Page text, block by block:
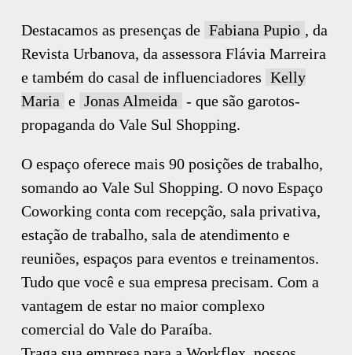
Destacamos as presenças de Fabiana Pupio , da
Revista Urbanova, da assessora Flávia Marreira
e também do casal de influenciadores Kelly
Maria e Jonas Almeida - que são garotos-
propaganda do Vale Sul Shopping.
O espaço oferece mais 90 posições de trabalho,
somando ao Vale Sul Shopping. O novo Espaço
Coworking conta com recepção, sala privativa,
estação de trabalho, sala de atendimento e
reuniões, espaços para eventos e treinamentos.
Tudo que você e sua empresa precisam. Com a
vantagem de estar no maior complexo
comercial do Vale do Paraíba.